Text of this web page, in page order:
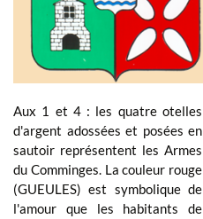
Aux 1 et 4 : les quatre otelles
d'argent adossées et posées en
sautoir représentent les Armes
du Comminges. La couleur rouge
(GUEULES) est symbolique de
l'amour que les habitants de